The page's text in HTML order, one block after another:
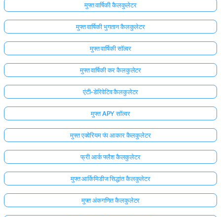
मुफ्त वार्षिकी कैलकुलेटर
मुफ्त वार्षिकी भुगतान कैलकुलेटर
मुफ्त वार्षिकी सॉल्वर
मुफ्त वार्षिकी कर कैलकुलेटर
एंटी-डेरिवेटिव कैलकुलेटर
मुफ्त APY सॉल्वर
मुफ्त एक्वेरियम पंप आकार कैलकुलेटर
फ्री आर्क फ्लैश कैलकुलेटर
मुफ्त आर्किमिडीज सिद्धांत कैलकुलेटर
मुफ्त अंकगणित कैलकुलेटर